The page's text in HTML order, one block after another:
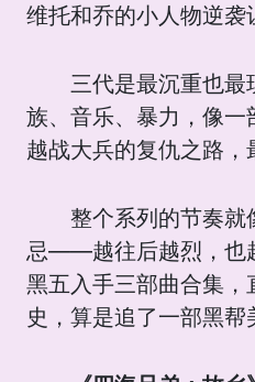
维托和乔的小人物逆袭
三代是最沉重也最
族、音乐、暴力，像
越战大兵的复仇之路，
整个系列的节奏就
忌——越往后越烈，也
黑五入手三部曲合集
史，算是追了一部黑帮